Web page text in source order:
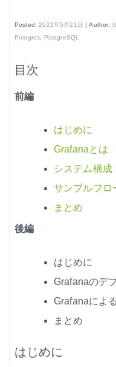
はじめよう、
ノーコードで地図
Node-REDの基本
クラウド実行環境
プライベートノー
ノード紹介
機能紹介
サンプル集
Posted:2021年5月21日 | Author:
Postgres, PostgreSQL
目次
前編
はじめに
Grafanaとは
システム構成
サンプルフロ
まとめ
後編
はじめに
Grafanaのデ
Grafanaによ
まとめ
はじめに